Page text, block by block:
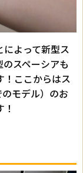
よって新型ス
スペーシアも
！ここからはス
モデル）のお